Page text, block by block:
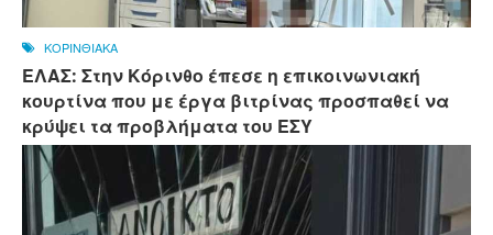
ΚΟΡΙΝΘΙΑΚΑ
ΕΛΑΣ: Στην Κόρινθο έπεσε η επικοινωνιακή
κουρτίνα που με έργα βιτρίνας προσπαθεί να
κρύψει τα προβλήματα του ΕΣΥ